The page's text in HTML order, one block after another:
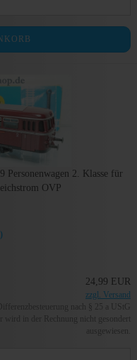
Personenwagen 2. Klasse für
OVP
24,99 EUR
zzgl. Versand
Differenzbesteuerung nach § 25 a UStG
wird in der Rechnung nicht gesondert
ausgewiesen.